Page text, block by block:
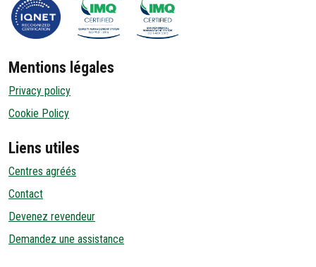
Mentions légales
Privacy policy
Cookie Policy
Liens utiles
Centres agréés
Contact
Devenez revendeur
Demandez une assistance